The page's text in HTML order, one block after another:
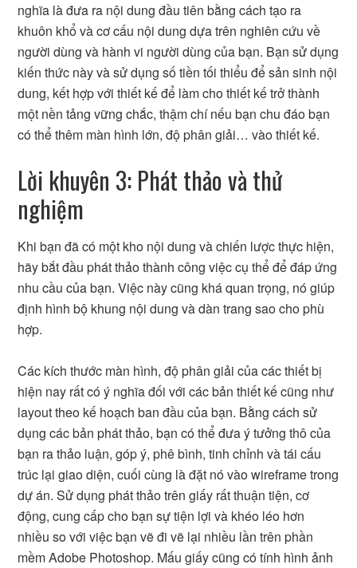
nghĩa là đưa ra nội dung đầu tiên bằng cách tạo ra
khuôn khổ và cơ cấu nội dung dựa trên nghiên cứu về
người dùng và hành vi người dùng của bạn. Bạn sử dụng
kiến thức này và sử dụng số tiền tối thiểu để sản sinh nội
dung, kết hợp với thiết kế để làm cho thiết kế trở thành
một nền tảng vững chắc, thậm chí nếu bạn chu đáo bạn
có thể thêm màn hình lớn, độ phân giải… vào thiết kế.
Lời khuyên 3: Phát thảo và thử
nghiệm
Khi bạn đã có một kho nội dung và chiến lược thực hiện,
hãy bắt đầu phát thảo thành công việc cụ thể để đáp ứng
nhu cầu của bạn. Việc này cũng khá quan trọng, nó giúp
định hình bộ khung nội dung và dàn trang sao cho phù
hợp.
Các kích thước màn hình, độ phân giải của các thiết bị
hiện nay rất có ý nghĩa đối với các bản thiết kế cũng như
layout theo kế hoạch ban đầu của bạn. Bằng cách sử
dụng các bản phát thảo, bạn có thể đưa ý tưởng thô của
bạn ra thảo luận, góp ý, phê bình, tinh chỉnh và tái cấu
trúc lại giao diện, cuối cùng là đặt nó vào wireframe trong
dự án. Sử dụng phát thảo trên giấy rất thuận tiện, cơ
động, cung cấp cho bạn sự tiện lợi và khéo léo hơn
nhiều so với việc bạn vẽ đi vẽ lại nhiều lần trên phần
mềm Adobe Photoshop. Mấu giấy cũng có tính hình ảnh